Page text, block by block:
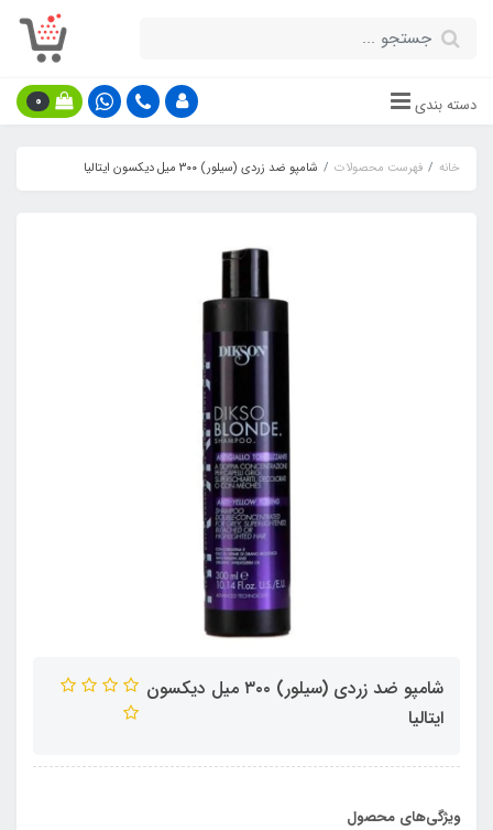
دسته بندی 0
خانه فهرست محصولات شامپو ضد زردی (سیلور) ۳۰۰ میل دیکسون ایتالیا
شامپو ضد زردی (سیلور) ۳۰۰ میل دیکسون
ایتالیا
ویژگی‌های محصول